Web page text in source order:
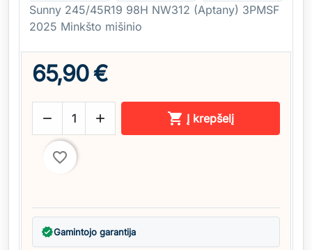
Sunny 245/45R19 98H NW312 (Aptany) 3PMSF
2025 Minkšto mišinio
65,90 €
   Į krepšelį
favorite_border
verifiedGamintojo garantija